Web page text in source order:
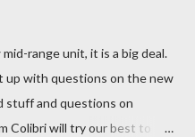
range unit, it is a big deal.
up with questions on the new
stuff and questions on
Colibri will try our best to